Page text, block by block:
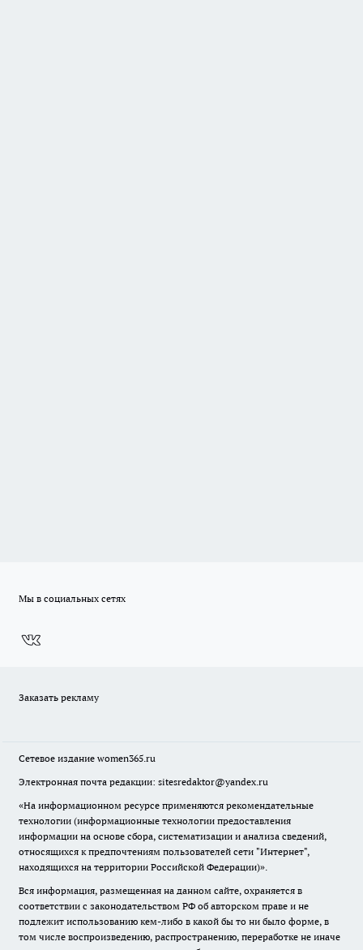
Мы в социальных сетях
Заказать рекламу
Сетевое издание women365.ru
Электронная почта редакции: sitesredaktor@yandex.ru
«На информационном ресурсе применяются рекомендательные
технологии (информационные технологии предоставления
информации на основе сбора, систематизации и анализа сведений,
относящихся к предпочтениям пользователей сети "Интернет",
находящихся на территории Российской Федерации)».
Вся информация, размещенная на данном сайте, охраняется в
соответствии с законодательством РФ об авторском праве и не
подлежит использованию кем-либо в какой бы то ни было форме, в
том числе воспроизведению, распространению, переработке не иначе